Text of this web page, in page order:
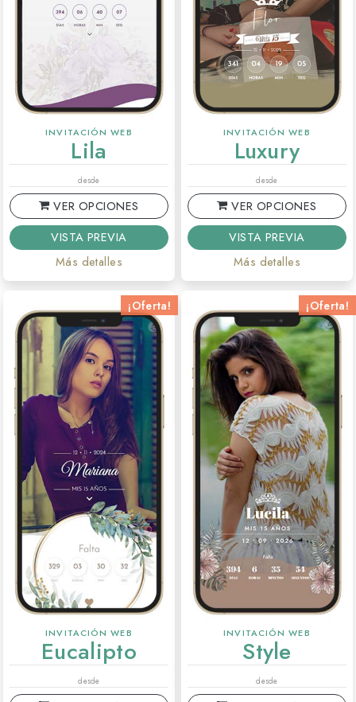
INVITACIÓN WEB
Lila
desde
VER OPCIONES
VISTA PREVIA
Más detalles
INVITACIÓN WEB
Luxury
desde
VER OPCIONES
VISTA PREVIA
Más detalles
¡Oferta!
INVITACIÓN WEB
Eucalipto
desde
¡Oferta!
INVITACIÓN WEB
Style
desde